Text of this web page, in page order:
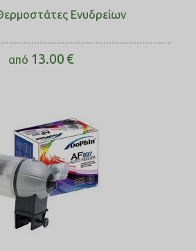
Ενυδρείων
από 13.00€